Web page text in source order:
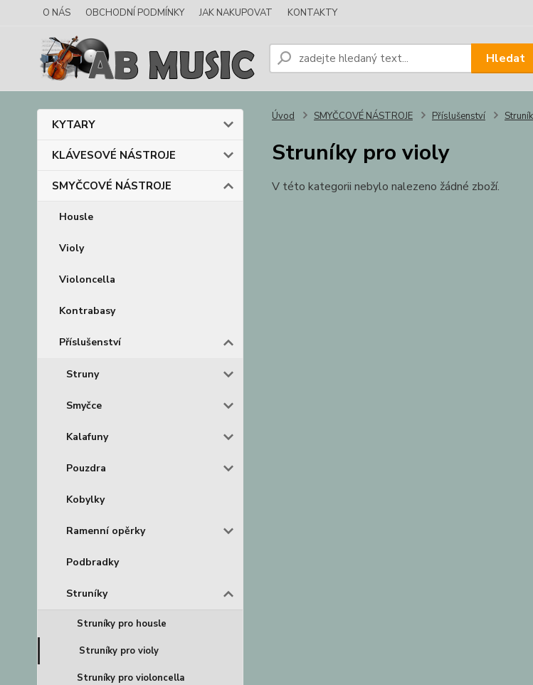
O NÁS OBCHODNÍ PODMÍNKY JAK NAKUPOVAT KONTAKTY
Hledat
KYTARY
KLÁVESOVÉ NÁSTROJE
SMYČCOVÉ NÁSTROJE
Housle
Violy
Violoncella
Kontrabasy
Příslušenství
Struny
Smyčce
Kalafuny
Pouzdra
Kobylky
Ramenní opěrky
Podbradky
Struníky
Struníky pro housle
Struníky pro violy
Struníky pro violoncella
Úvod SMYČCOVÉ NÁSTROJE Příslušenství
Struníky pro violy
V této kategorii nebylo nalezeno žádné zboží.